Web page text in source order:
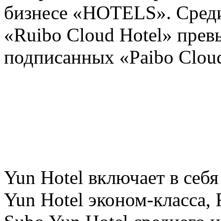
бизнесе «HOTELS».
«Ruibo Cloud Hotel»
подписанных «Paibo
Yun Hotel включает в
Yun Hotel эконом-класса,